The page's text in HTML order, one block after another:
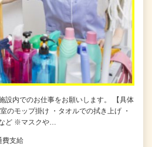
設内でのお仕事をお願いします。 【具体
のモップ掛け ・タオルでの拭き上げ ・
ど ※マスクや…
費支給